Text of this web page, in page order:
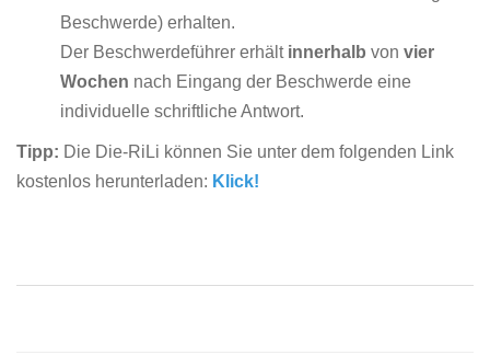
Beschwerde) erhalten.
Der Beschwerdeführer erhält innerhalb von vier
Wochen nach Eingang der Beschwerde eine
individuelle schriftliche Antwort.
Tipp: Die Die-RiLi können Sie unter dem folgenden Link
kostenlos herunterladen: Klick!